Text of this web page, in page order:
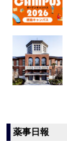
薬事日報